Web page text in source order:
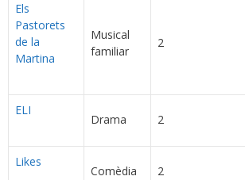
Els
Pastorets
de la
Martina
Musical
familiar
2
ELI
Drama 2
Likes
Comèdia 2